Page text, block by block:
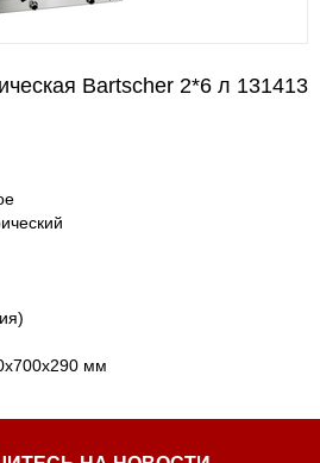
Bartscher 2*6 л 131413
мм